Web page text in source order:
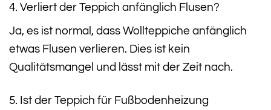
4. Verliert der Teppich anfänglich Flusen?
Ja, es ist normal, dass Wollteppiche anfänglich
etwas Flusen verlieren. Dies ist kein
Qualitätsmangel und lässt mit der Zeit nach.
5. Ist der Teppich für Fußbodenheizung